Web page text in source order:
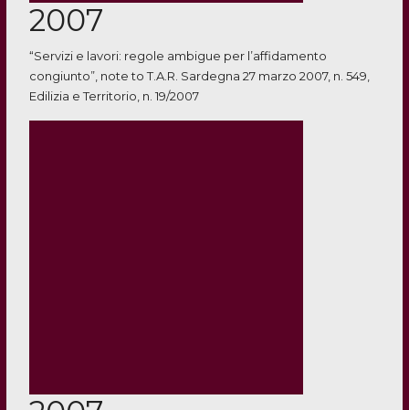
2007
“Servizi e lavori: regole ambigue per l’affidamento
congiunto”, note to T.A.R. Sardegna 27 marzo 2007, n. 549,
Edilizia e Territorio, n. 19/2007